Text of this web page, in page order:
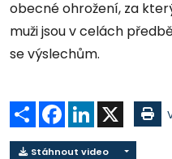
obecné ohrožení, za
muži jsou v celách
se výslechům.
Sdílet Facebook
LinkedIn
Stáhnout video